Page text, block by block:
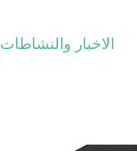
الاخبار والنشاطات